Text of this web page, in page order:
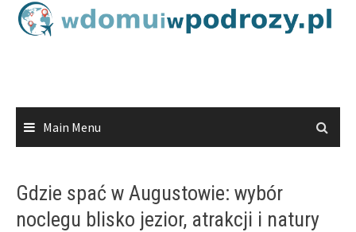
Skip
Main Menu
Gdzie spać w Augustowie: wybór
noclegu blisko jezior, atrakcji i natury